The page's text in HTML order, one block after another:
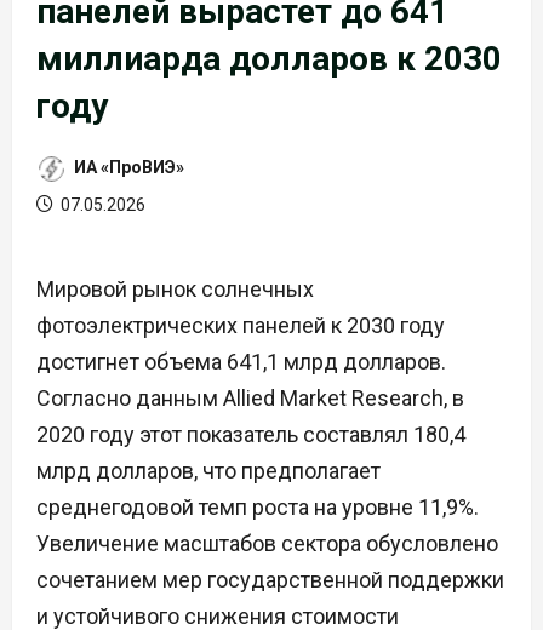
панелей вырастет до 641
миллиарда долларов к 2030
году
ИА «ПроВИЭ»
07.05.2026
Мировой рынок солнечных
фотоэлектрических панелей к 2030 году
достигнет объема 641,1 млрд долларов.
Согласно данным Allied Market Research, в
2020 году этот показатель составлял 180,4
млрд долларов, что предполагает
среднегодовой темп роста на уровне 11,9%.
Увеличение масштабов сектора обусловлено
сочетанием мер государственной поддержки
и устойчивого снижения стоимости